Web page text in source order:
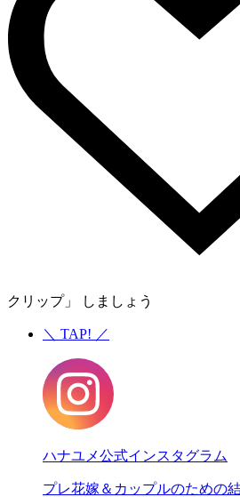
クリップ」 しましょう
＼ TAP! ／
ハナユメ公式インスタグラム
プレ花嫁＆カップルのための